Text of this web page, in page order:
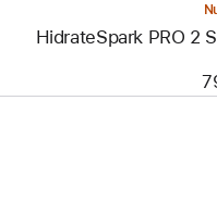
HidrateSpark PRO 2